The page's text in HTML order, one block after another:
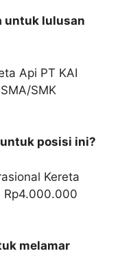
untuk lulusan
Api PT KAI
SMK
posisi ini?
Kereta
Rp4.000.000
melamar